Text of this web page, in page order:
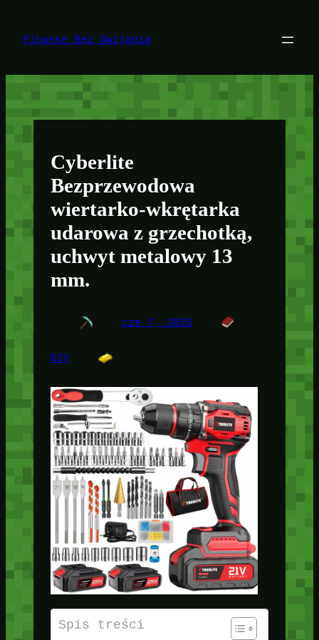
treści
Finanse Bez Owijania
Cyberlite
Bezprzewodowa
wiertarko-wkrętarka
udarowa z grzechotką,
uchwyt metalowy 13
mm.
cze 7, 2025
DIY
Spis treści